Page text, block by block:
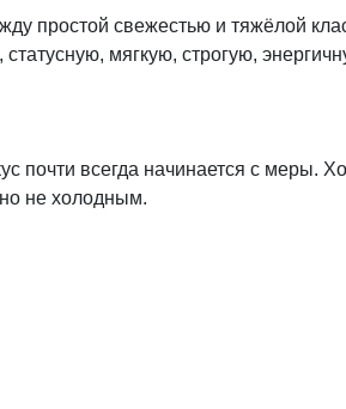
простой свежестью и тяжёлой
мягкую, строгую,
почти всегда начинается с меры.
не холодным.